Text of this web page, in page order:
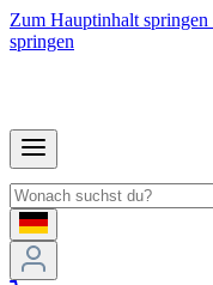
Zum Hauptinhalt springen
springen